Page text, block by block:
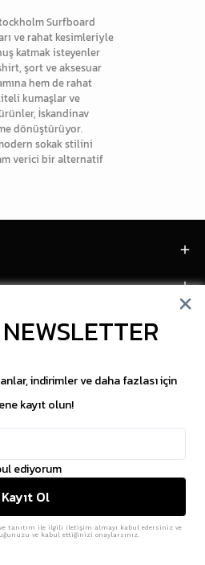
Surfboard
ve rahat kesimleriyle
katmak isteyenler
şort ve aksesuar
hem de rahat
kumaşlar ve
İskandinav
dönüştürüyor.
sokak stilini
verici bir alternatif
İçeriklerin izinsiz
Hazırlanmıştır.
indirimler ve daha fazlası için
kayıt olun!
ediyorum
Kayıt Ol
tanıtım ile ilgili iletişim almayı kabul edersiniz ve
ve kabul ettiğinizi onaylarsınız.